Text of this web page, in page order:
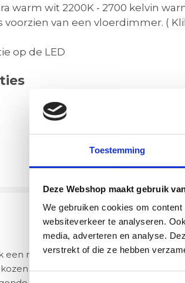
Toestemming
Deze Webshop maakt gebruik
We gebruiken cookies om
websiteverkeer te analyseren.
media, adverteren en analyse.
verstrekt of die ze hebben
warm wit 2200K - 2700 kelvin
voorzien van een vloerdimmer. (
op de LED
zwart
metaal
een mooie
en
Anne
Het bestellen,
leveren verliep vlot